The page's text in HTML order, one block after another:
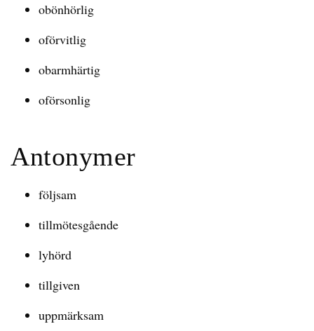
obönhörlig
oförvitlig
obarmhärtig
oförsonlig
Antonymer
följsam
tillmötesgående
lyhörd
tillgiven
uppmärksam